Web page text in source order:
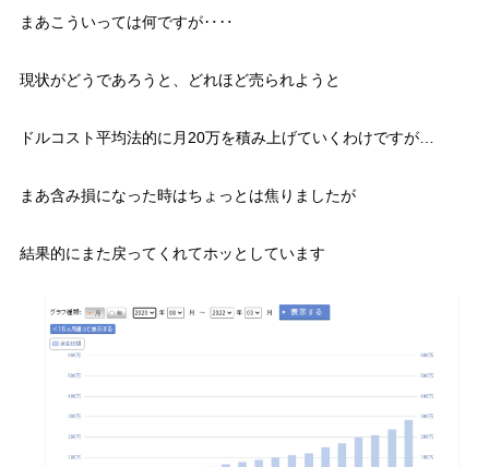
まあこういっては何ですが‥‥
現状がどうであろうと、どれほど売られようと
ドルコスト平均法的に月20万を積み上げていくわけですが…
まあ含み損になった時はちょっとは焦りましたが
結果的にまた戻ってくれてホッとしています